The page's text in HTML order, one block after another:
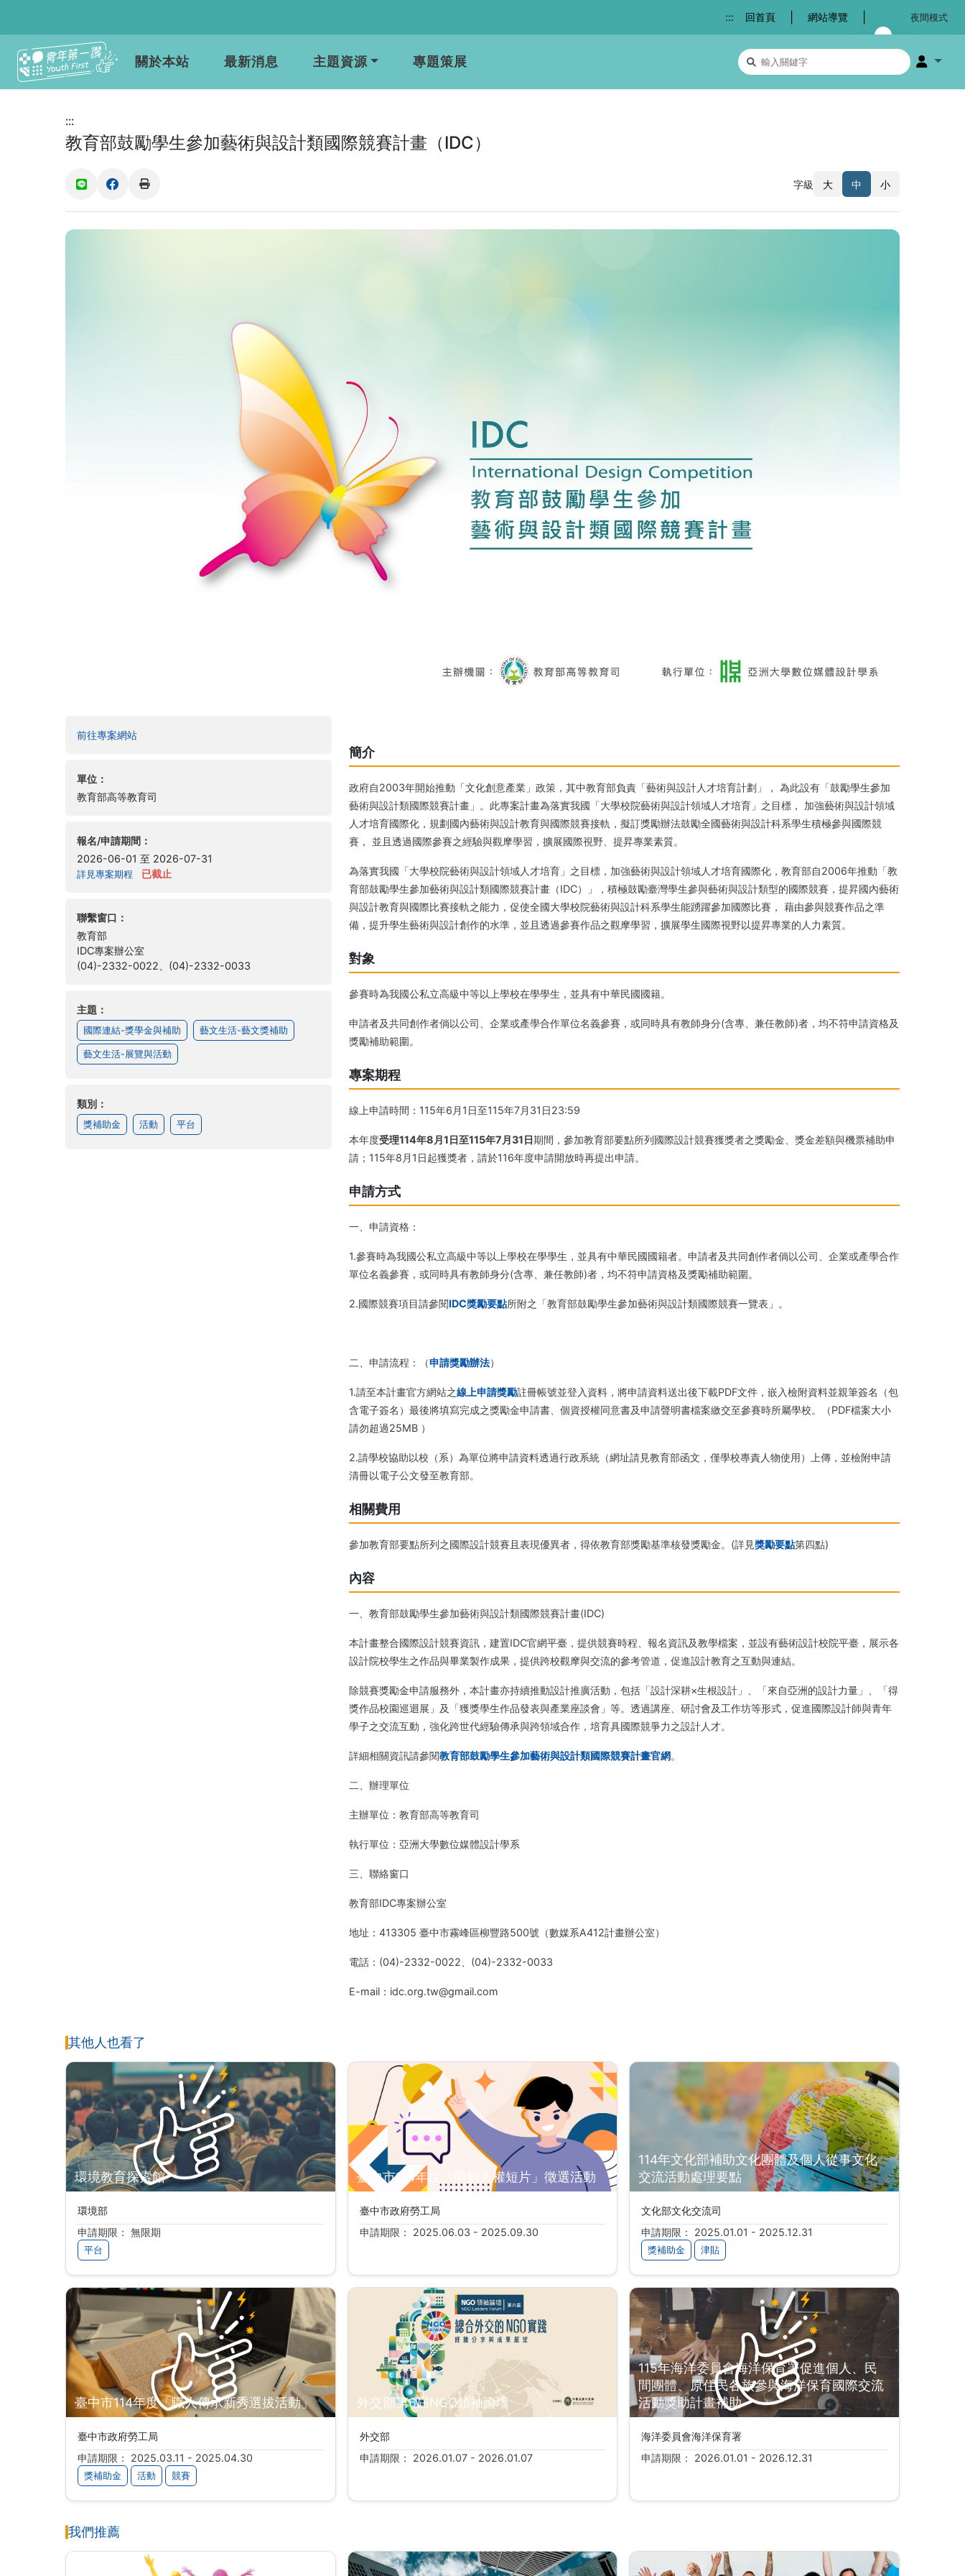
::: 回首頁 網站導覽 夜間模式
關於本站 最新消息 主題資源 專題策展 搜尋關鍵字 會員選
:::
教育部鼓勵學生參加藝術與設計類國際競賽計畫（IDC）
(另開新視窗)(另開新視窗)
字級 大 中 小
前往專案網站(另開新視窗)
單位：
教育部高等教育司
報名/申請期間：
2026-06-01 至 2026-07-31
詳見專案期程 已截止
聯繫窗口：
教育部
IDC專案辦公室
(04)-2332-0022、(04)-2332-0033
主題：
國際連結-獎學金與補助 藝文生活-藝文獎補助
藝文生活-展覽與活動
類別：
獎補助金 活動 平台
簡介
政府自2003年開始推動「文化創意產業」政策，其中教育部負責「藝術與設計人才培育計劃」， 為此設有「鼓勵學生參加
藝術與設計類國際競賽計畫」。此專案計畫為落實我國「大學校院藝術與設計領域人才培育」之目標， 加強藝術與設計領域
人才培育國際化，規劃國內藝術與設計教育與國際競賽接軌，擬訂獎勵辦法鼓勵全國藝術與設計科系學生積極參與國際競
賽， 並且透過國際參賽之經驗與觀摩學習，擴展國際視野、提昇專業素質。
為落實我國「大學校院藝術與設計領域人才培育」之目標，加強藝術與設計領域人才培育國際化，教育部自2006年推動「教
育部鼓勵學生參加藝術與設計類國際競賽計畫（IDC）」，積極鼓勵臺灣學生參與藝術與設計類型的國際競賽，提昇國內藝術
與設計教育與國際比賽接軌之能力，促使全國大學校院藝術與設計科系學生能踴躍參加國際比賽， 藉由參與競賽作品之準
備，提升學生藝術與設計創作的水準，並且透過參賽作品之觀摩學習，擴展學生國際視野以提昇專業的人力素質。
對象
參賽時為我國公私立高級中等以上學校在學學生，並具有中華民國國籍。
申請者及共同創作者倘以公司、企業或產學合作單位名義參賽，或同時具有教師身分(含專、兼任教師)者，均不符申請資格及
獎勵補助範圍。
專案期程
線上申請時間：115年6月1日至115年7月31日23:59
本年度受理114年8月1日至115年7月31日期間，參加教育部要點所列國際設計競賽獲獎者之獎勵金、獎金差額與機票補助申
請；115年8月1日起獲獎者，請於116年度申請開放時再提出申請。
申請方式
一、申請資格：
1.參賽時為我國公私立高級中等以上學校在學學生，並具有中華民國國籍者。申請者及共同創作者倘以公司、企業或產學合作
單位名義參賽，或同時具有教師身分(含專、兼任教師)者，均不符申請資格及獎勵補助範圍。
2.國際競賽項目請參閱IDC獎勵要點所附之「教育部鼓勵學生參加藝術與設計類國際競賽一覽表」。
二、申請流程：（申請獎勵辦法）
1.請至本計畫官方網站之線上申請獎勵註冊帳號並登入資料，將申請資料送出後下載PDF文件，嵌入檢附資料並親筆簽名（包
含電子簽名）最後將填寫完成之獎勵金申請書、個資授權同意書及申請聲明書檔案繳交至參賽時所屬學校。（PDF檔案大小
請勿超過25MB ）
2.請學校協助以校（系）為單位將申請資料透過行政系統（網址請見教育部函文，僅學校專責人物使用）上傳，並檢附申請
清冊以電子公文發至教育部。
相關費用
參加教育部要點所列之國際設計競賽且表現優異者，得依教育部獎勵基準核發獎勵金。(詳見獎勵要點第四點)
內容
一、教育部鼓勵學生參加藝術與設計類國際競賽計畫(IDC)
本計畫整合國際設計競賽資訊，建置IDC官網平臺，提供競賽時程、報名資訊及教學檔案，並設有藝術設計校院平臺，展示各
設計院校學生之作品與畢業製作成果，提供跨校觀摩與交流的參考管道，促進設計教育之互動與連結。
除競賽獎勵金申請服務外，本計畫亦持續推動設計推廣活動，包括「設計深耕×生根設計」、「來自亞洲的設計力量」、「得
獎作品校園巡迴展」及「獲獎學生作品發表與產業座談會」等。透過講座、研討會及工作坊等形式，促進國際設計師與青年
學子之交流互動，強化跨世代經驗傳承與跨領域合作，培育具國際競爭力之設計人才。
詳細相關資訊請參閱教育部鼓勵學生參加藝術與設計類國際競賽計畫官網。
二、辦理單位
主辦單位：教育部高等教育司
執行單位：亞洲大學數位媒體設計學系
三、聯絡窗口
教育部IDC專案辦公室
地址：413305 臺中市霧峰區柳豐路500號（數媒系A412計畫辦公室）
電話：(04)-2332-0022、(04)-2332-0033
E-mail：idc.org.tw@gmail.com
其他人也看了
環境教育探索館
環境部
申請期限： 無限期
平台
臺中市114年度「勞動人權短片」徵選活動
臺中市政府勞工局
申請期限： 2025.06.03 - 2025.09.30
114年文化部補助文化團體及個人從事文化
交流活動處理要點
文化部文化交流司
申請期限： 2025.01.01 - 2025.12.31
獎補助金 津貼
臺中市114年度「職人傳承新秀選拔活動」
臺中市政府勞工局
申請期限： 2025.03.11 - 2025.04.30
獎補助金 活動 競賽
外交部第6屆NGO領袖論壇
外交部
申請期限： 2026.01.07 - 2026.01.07
115年海洋委員會海洋保育署促進個人、民
間團體、原住民各族參與海洋保育國際交流
活動獎助計畫補助
海洋委員會海洋保育署
申請期限： 2026.01.01 - 2026.12.31
我們推薦